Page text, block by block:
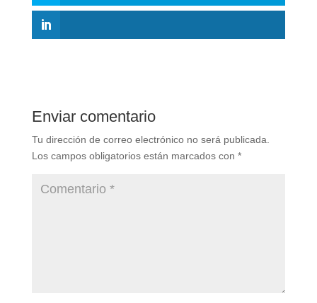
Enviar comentario
Tu dirección de correo electrónico no será publicada.
Los campos obligatorios están marcados con *